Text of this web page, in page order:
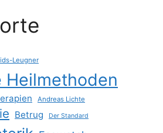
Leugner
Heilmethoden
Andreas Lichte
Betrug Der Standard